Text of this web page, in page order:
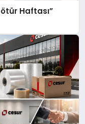
Haftası”